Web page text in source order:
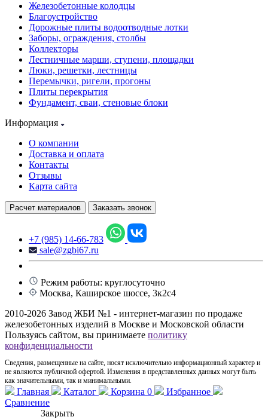
Железобетонные колодцы
Благоустройство
Дорожные плиты водоотводные лотки
Заборы, ограждения, столбы
Коллекторы
Лестничные марши, ступени, площадки
Люки, решетки, лестницы
Перемычки, ригели, прогоны
Плиты перекрытия
Фундамент, сваи, стеновые блоки
Информация
О компании
Доставка и оплата
Контакты
Отзывы
Карта сайта
Расчет материалов Заказать звонок
+7 (985) 14-66-783
sale@zgbi67.ru
Режим работы: круглосуточно
Москва, Каширское шоссе, 3к2с4
2010-2026 Завод ЖБИ №1 - интернет-магазин по продаже
железобетонных изделий в Москве и Московской области
Пользуясь сайтом, вы принимаете политику
конфиденциальности
Сведения, размещенные на сайте, носят исключительно информационный характер и
не являются публичной офертой. Изменения в представленных данных могут быть
как значительными, так и минимальными.
Главная Каталог Корзина 0
Избранное
Сравнение
Закрыть